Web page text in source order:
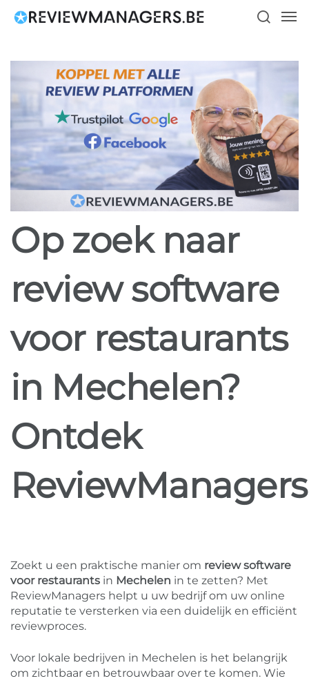
Op zoek naar
review software
voor restaurants
in Mechelen?
Ontdek
ReviewManagers
Zoekt u een praktische manier om review software
voor restaurants in Mechelen in te zetten? Met
ReviewManagers helpt u uw bedrijf om uw online
reputatie te versterken via een duidelijk en efficiënt
reviewproces.
Voor lokale bedrijven in Mechelen is het belangrijk
om zichtbaar en betrouwbaar over te komen. Wie